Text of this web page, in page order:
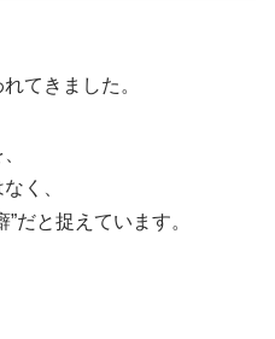
てきました。
く、
だと捉えています。